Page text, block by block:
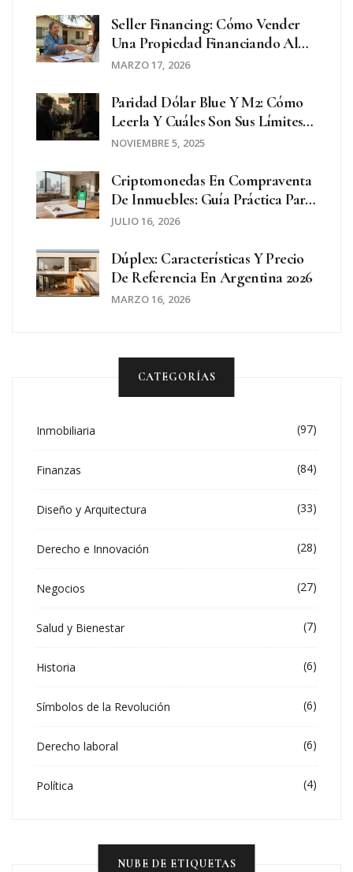
Seller Financing: Cómo Vender
Una Propiedad Financiando Al
Comprador En Argentina
MARZO 17, 2026
Paridad Dólar Blue Y M2: Cómo
Leerla Y Cuáles Son Sus Límites
Reales
NOVIEMBRE 5, 2025
Criptomonedas En Compraventa
De Inmuebles: Guía Práctica Para
2026
JULIO 16, 2026
Dúplex: Características Y Precio
De Referencia En Argentina 2026
MARZO 16, 2026
CATEGORÍAS
Inmobiliaria (97)
Finanzas (84)
Diseño y Arquitectura (33)
Derecho e Innovación (28)
Negocios (27)
Salud y Bienestar (7)
Historia (6)
Símbolos de la Revolución (6)
Derecho laboral (6)
Política (4)
NUBE DE ETIQUETAS